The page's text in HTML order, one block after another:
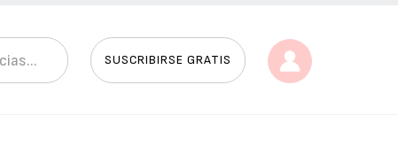
SUSCRIBIRSE GRATIS